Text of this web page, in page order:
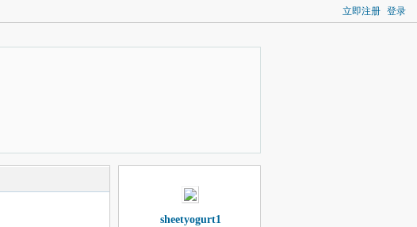
立即注册 登录
sheetyogurt1